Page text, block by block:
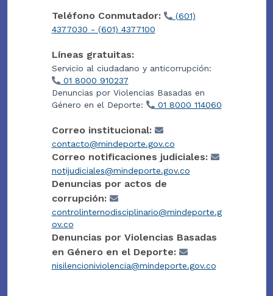
Teléfono Conmutador:
(601)
4377030 - (601) 4377100
Líneas gratuitas:
Servicio al ciudadano y anticorrupción:
01 8000 910237
Denuncias por Violencias Basadas en
Género en el Deporte:
01 8000 114060
Correo institucional:
contacto@mindeporte.gov.co
Correo notificaciones judiciales:
notijudiciales@mindeporte.gov.co
Denuncias por actos de
corrupción:
controlinternodisciplinario@mindeporte.g
ov.co
Denuncias por Violencias Basadas
en Género en el Deporte:
nisilencioniviolencia@mindeporte.gov.co